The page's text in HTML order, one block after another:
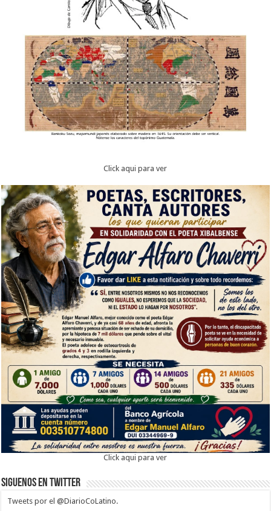
Click aqui para ver
Click aqui para ver
Siguenos en twitter
Tweets por el @DiarioCoLatino.